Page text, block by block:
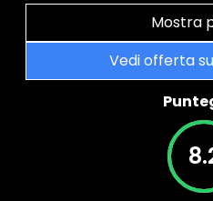
Mostra
Vedi offerta su